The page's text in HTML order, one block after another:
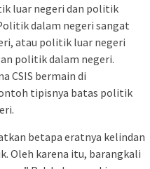
luar negeri dan politik
dalam negeri sangat
atau politik luar negeri
politik dalam negeri.
CSIS bermain di
tipisnya batas politik
betapa eratnya kelindan
Oleh karena itu, barangkali